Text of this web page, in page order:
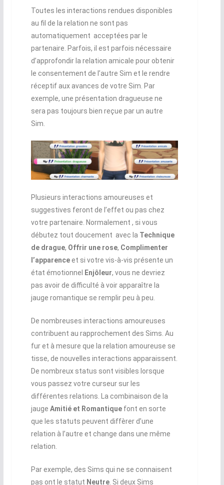
Toutes les interactions rendues disponibles
au fil de la relation ne sont pas
automatiquement acceptées par le
partenaire. Parfois, il est parfois nécessaire
d’approfondir la relation amicale pour obtenir
le consentement de l’autre Sim et le rendre
réceptif aux avances de votre Sim. Par
exemple, une présentation dragueuse ne
sera pas toujours bien reçue par un autre
Sim.
Plusieurs interactions amoureuses et
suggestives feront de l’effet ou pas chez
votre partenaire. Normalement , si vous
débutez tout doucement avec la Technique
de drague, Offrir une rose, Complimenter
l’apparenceet si votre vis-à-vis présente un
état émotionnel Enjôleur, vous ne devriez
pas avoir de difficulté à voir apparaître la
jauge romantique se remplir peu à peu.
De nombreuses interactions amoureuses
contribuent au rapprochement des Sims. Au
fur et à mesure que la relation amoureuse se
tisse, de nouvelles interactions apparaissent.
De nombreux status sont visibles lorsque
vous passez votre curseur sur les
différentes relations. La combinaison de la
jauge Amitié et Romantiquefont en sorte
que les statuts peuvent diffèrer d’une
relation à l’autre et change dans une même
relation.
Par exemple, des Sims qui ne se connaisent
pas ont le statut Neutre. Si deux Sims